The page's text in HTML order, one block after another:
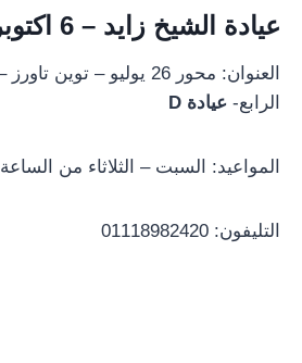
عيادة الشيخ زايد – 6 اكتوبر
الرابع- عيادة D
المواعيد: السبت – الثلاثاء من الساعة
التليفون: 01118982420